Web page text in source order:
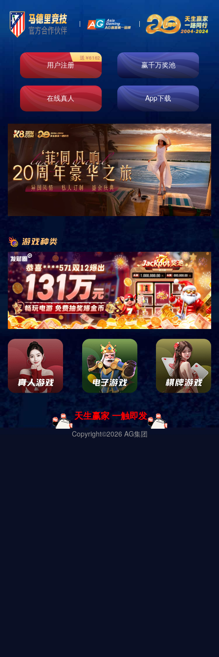
首页 关于我们
2003年——成立上海华诚包装制品有限公司
2009年——进入电商物流包装产品的研发和生
产领域
2010年——在美国纽约成立了美国华悦销售公司
2011年——成立浙江嘉兴华悦包装用品有限公司
2014年——进入全生物降解产品的研发和生产领
域
2016年——成立上海隆悦环保科技有限公司
2018年——在柬埔寨成立华康包装科技有限公司
2020年——产能达5万吨，销售额突破6亿元
2021年——在河南成立河南华江环保科技有限公